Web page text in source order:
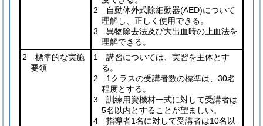
2 自動体外式除細動器(AED)について
理解し、正しく使用できる。
3 異物除去法及び大出血時の止血法を
理解できる。
2 標準的な実施
要領
1 講習については、実習を主体とす
る。
2 1クラスの受講者数の標準は、30名
程度とする。
3 訓練用資機材一式に対して受講者は
5名以内とすることが望ましい。
4 指導者1名に対して受講者は10名以